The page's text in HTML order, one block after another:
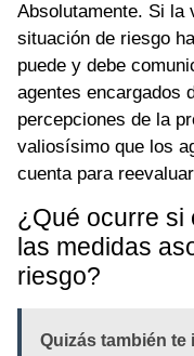
Absolutamente. Si la
situación de riesgo
puede y debe
agentes encargados
percepciones de la
valiosísimo que los
cuenta para
¿Qué ocurre si
las medidas
riesgo?
Quizás también te